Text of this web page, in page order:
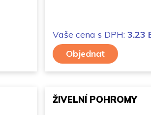
Vaše cena s DPH: 3.23
Objednat
ŽIVELNÍ POHROMY